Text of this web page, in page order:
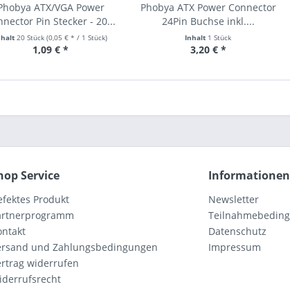
ATX/VGA Power
Pin Stecker - 20...
20 Stück(0,05 € * / 1 Stück)
1,09 € *
Phobya ATX Power Connector
24Pin Buchse inkl....
Inhalt 1 Stück
3,20 € *
Service
Produkt
und Zahlungsbedingungen
widerrufen
Informationen
Newsletter
Datenschutz
Impressum